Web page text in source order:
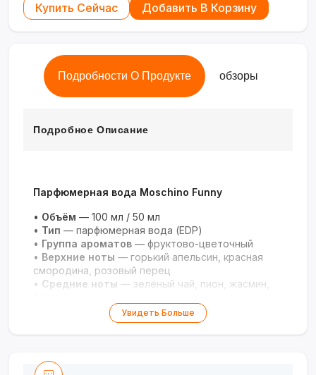
Купить Сейчас Добавить В Корзину
Подробности О Продукте обзоры
Подробное Описание
Парфюмерная вода Moschino Funny
• Объём — 100 мл / 50 мл
• Тип — парфюмерная вода (EDP)
• Группа ароматов — фруктово-цветочный
• Верхние ноты — горький апельсин, красная
смородина, розовый перец
• Средние ноты — зелёный чай, пион, жасмин,
Базовые ноты
— кедр, мускус, дубовый мох,
Увидеть Больше